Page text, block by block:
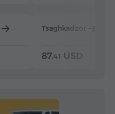
Tsaghkadzor
87.41 USD